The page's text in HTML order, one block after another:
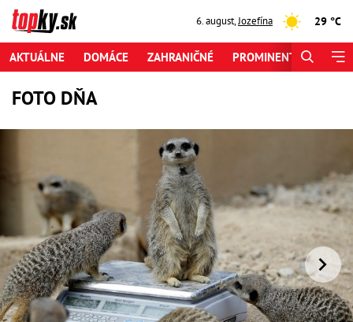
6. august,Jozefína 29 °C
AKTUÁLNE DOMÁCE ZAHRANIČNÉ PROMINENTI ŠPORT
FOTO DŇA